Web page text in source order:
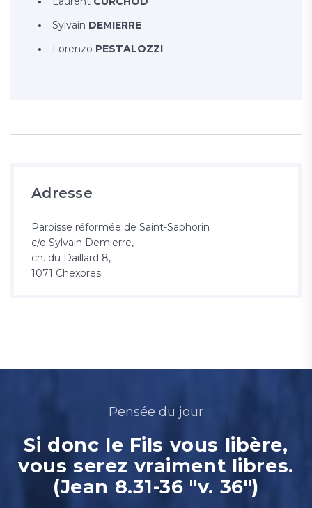
Sylvain DEMIERRE
Lorenzo PESTALOZZI
Adresse
Paroisse réformée de Saint-Saphorin
c/o Sylvain Demierre,
ch. du Daillard 8,
1071 Chexbres
Pensée du jour
Si donc le Fils vous libère,
vous serez vraiment libres.
(Jean 8.31-36 "v. 36")